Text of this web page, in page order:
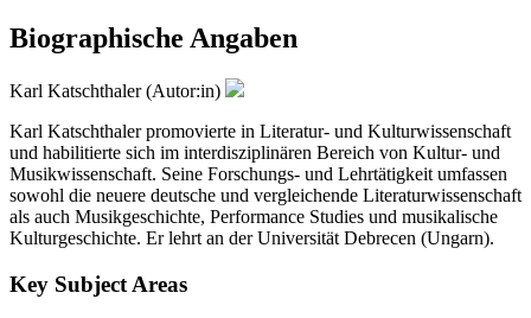
Biographische Angaben
Karl Katschthaler (Autor:in)
Karl Katschthaler promovierte in Literatur- und Kulturwissenschaft
und habilitierte sich im interdisziplinären Bereich von Kultur- und
Musikwissenschaft. Seine Forschungs- und Lehrtätigkeit umfassen
sowohl die neuere deutsche und vergleichende Literaturwissenschaft
als auch Musikgeschichte, Performance Studies und musikalische
Kulturgeschichte. Er lehrt an der Universität Debrecen (Ungarn).
Key Subject Areas